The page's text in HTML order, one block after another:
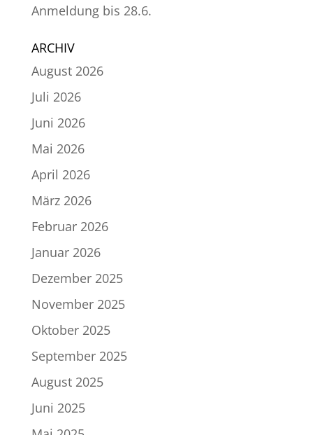
Anmeldung bis 28.6.
ARCHIV
August 2026
Juli 2026
Juni 2026
Mai 2026
April 2026
März 2026
Februar 2026
Januar 2026
Dezember 2025
November 2025
Oktober 2025
September 2025
August 2025
Juni 2025